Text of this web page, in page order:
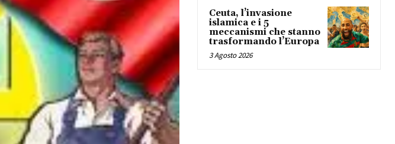
Ceuta, l’invasione
islamica e i 5
meccanismi che stanno
trasformando l’Europa
3 Agosto 2026